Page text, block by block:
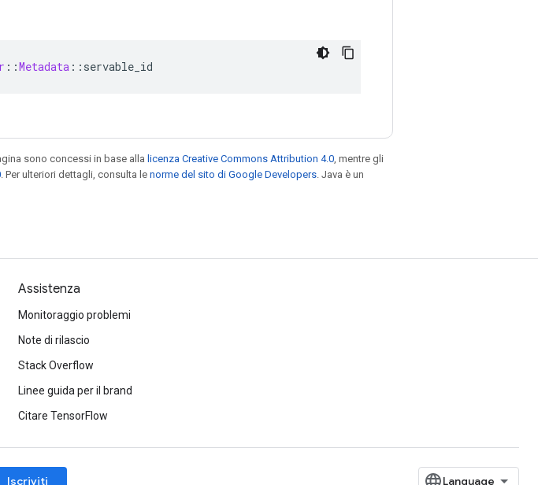
::Metadata :: servable_id
sono concessi in base alla licenza Creative Commons Attribution 4.0, mentre gli
. Per ulteriori dettagli, consulta le norme del sito di Google Developers. Java è un
Assistenza
Monitoraggio problemi
Note di rilascio
Stack Overflow
Linee guida per il brand
Citare TensorFlow
Iscriviti